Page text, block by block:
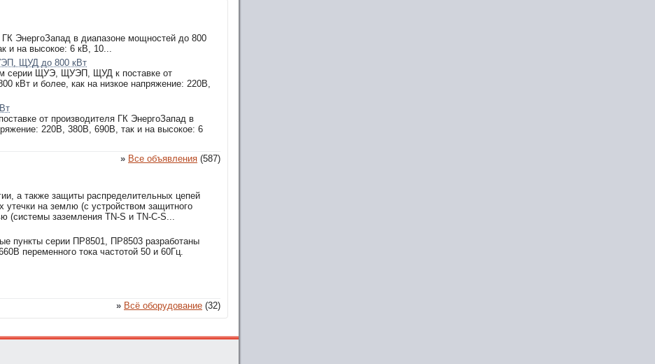
ЭнергоЗапад в диапазоне мощностей до 800
и на высокое: 6 кВ, 10...
ЩУД до 800 кВт
серии ЩУЭ, ЩУЭП, ЩУД к поставке от
кВт и более, как на низкое напряжение: 220В,
от производителя ГК ЭнергоЗапад в
220В, 380В, 690В, так и на высокое: 6
» Все объявления (587)
а также защиты распределительных цепей
утечки на землю (с устройством защитного
(системы заземления TN-S и TN-C-S...
пункты серии ПР8501, ПР8503 разработаны
переменного тока частотой 50 и 60Гц.
» Всё оборудование (32)